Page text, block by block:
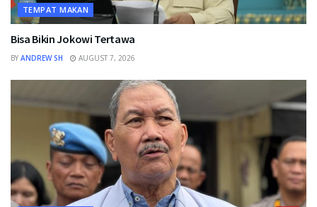
TEMPAT MAKAN
Bisa Bikin Jokowi Tertawa
BY ANDREW SH AUGUST 7, 2026